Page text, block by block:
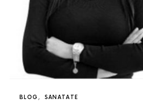
BLOG SANATATE